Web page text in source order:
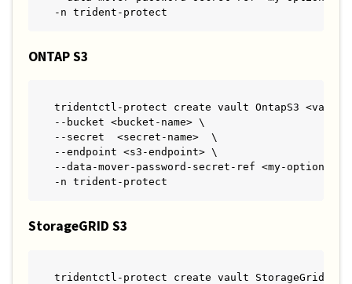
-n trident-protect
ONTAP S3
tridentctl-protect create vault OntapS3 <vault-
--bucket <bucket-name> \
--secret  <secret-name>  \
--endpoint <s3-endpoint> \
--data-mover-password-secret-ref <my-optional-
-n trident-protect
StorageGRID S3
tridentctl-protect create vault StorageGridS3